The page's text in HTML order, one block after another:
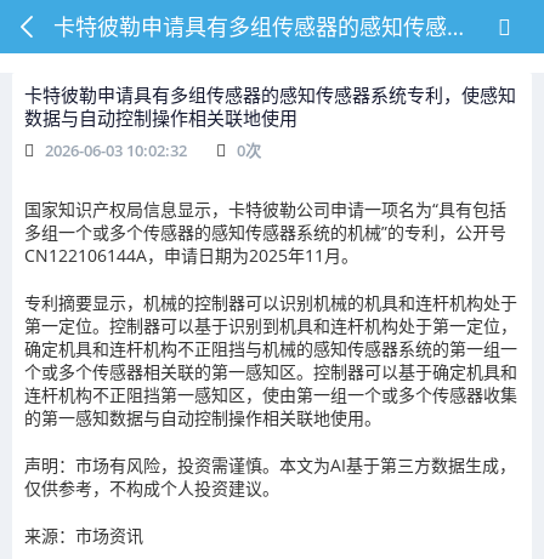
卡特彼勒申请具有多组传感器的感知传感器系统专利，使感知数据与自动控制操作相关联地使用
卡特彼勒申请具有多组传感器的感知传感器系统专利，使感知
数据与自动控制操作相关联地使用
2026-06-03 10:02:32 0次
国家知识产权局信息显示，卡特彼勒公司申请一项名为“具有包括
多组一个或多个传感器的感知传感器系统的机械”的专利，公开号
CN122106144A，申请日期为2025年11月。
专利摘要显示，机械的控制器可以识别机械的机具和连杆机构处于
第一定位。控制器可以基于识别到机具和连杆机构处于第一定位，
确定机具和连杆机构不正阻挡与机械的感知传感器系统的第一组一
个或多个传感器相关联的第一感知区。控制器可以基于确定机具和
连杆机构不正阻挡第一感知区，使由第一组一个或多个传感器收集
的第一感知数据与自动控制操作相关联地使用。
声明：市场有风险，投资需谨慎。本文为AI基于第三方数据生成，
仅供参考，不构成个人投资建议。
来源：市场资讯